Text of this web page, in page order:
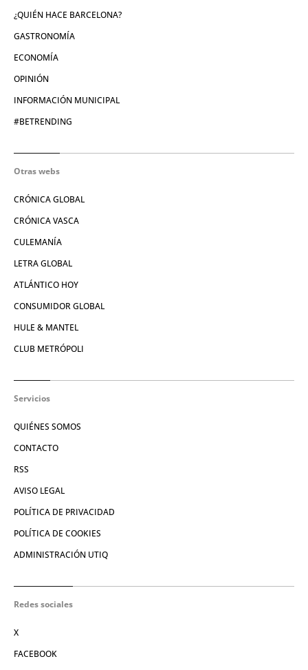
¿QUIÉN HACE BARCELONA?
GASTRONOMÍA
ECONOMÍA
OPINIÓN
INFORMACIÓN MUNICIPAL
#BETRENDING
Otras webs
CRÓNICA GLOBAL
CRÓNICA VASCA
CULEMANÍA
LETRA GLOBAL
ATLÁNTICO HOY
CONSUMIDOR GLOBAL
HULE & MANTEL
CLUB METRÓPOLI
Servicios
QUIÉNES SOMOS
CONTACTO
RSS
AVISO LEGAL
POLÍTICA DE PRIVACIDAD
POLÍTICA DE COOKIES
ADMINISTRACIÓN UTIQ
Redes sociales
X
FACEBOOK